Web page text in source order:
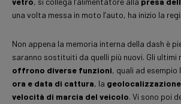
una volta messa in moto l’auto, ha inizio la
Non appena la memoria interna della dash è
saranno sostituiti da quelli più nuovi. Gli ultimi
offrono diverse funzioni, quali ad esempio
ora e data di cattura, la
velocità di marcia del veicolo. Vi sono poi